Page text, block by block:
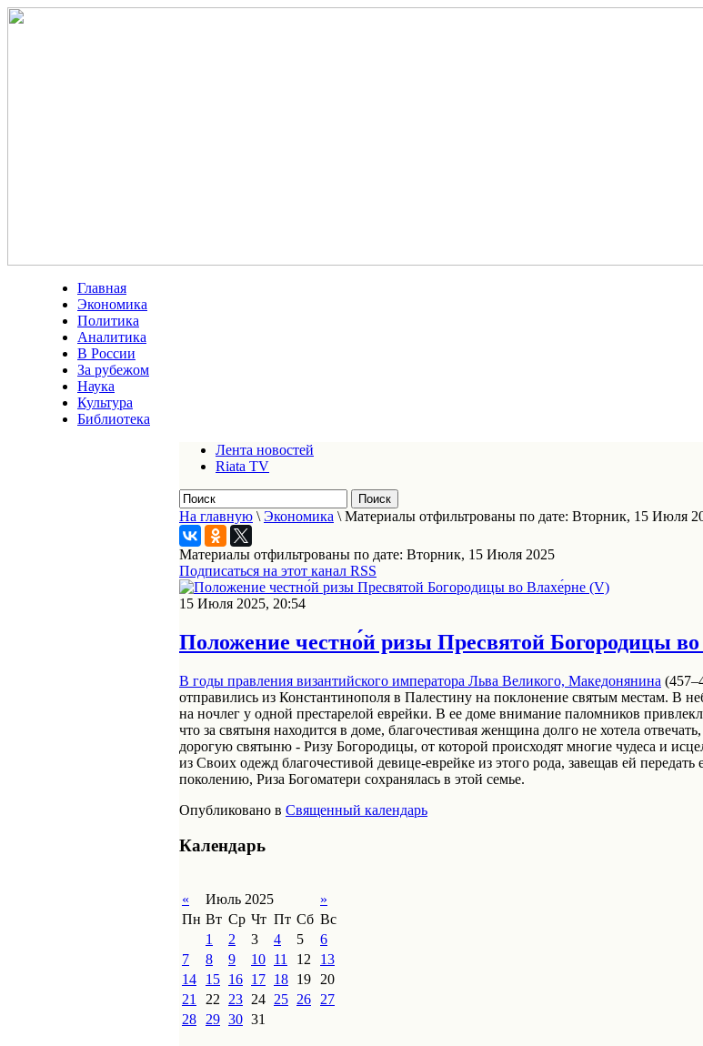
Главная
Экономика
Политика
Аналитика
В России
За рубежом
Наука
Культура
Библиотека
Лента новостей
Riata TV
На главную \ Экономика \ Материалы отфильтрованы по дате: Вторник, 15 Июля
Материалы отфильтрованы по дате: Вторник, 15 Июля 2025
Подписаться на этот канал RSS
15 Июля 2025, 20:54
Положение честно́й ризы Пресвятой Богородицы
В годы правления византийского императора Льва Великого, Македонянина
отправились из Константинополя в Палестину на поклонение святым местам. В
на ночлег у одной престарелой еврейки. В ее доме внимание паломников
что за святыня находится в доме, благочестивая женщина долго не хотела
дорогую святыню - Ризу Богородицы, от которой происходят многие чудеса и
из Своих одежд благочестивой девице-еврейке из этого рода, завещав ей
поколению, Риза Богоматери сохранялась в этой семье.
Опубликовано в Священный календарь
Календарь
« Июль 2025
»
Пн Вт Ср Чт Пт Сб Вс
1
2 3 4 5
6
7
8 9 10 11 12
13
14
15 16 17 18 19
20
21
22 23 24 25 26
27
28
29 30 31